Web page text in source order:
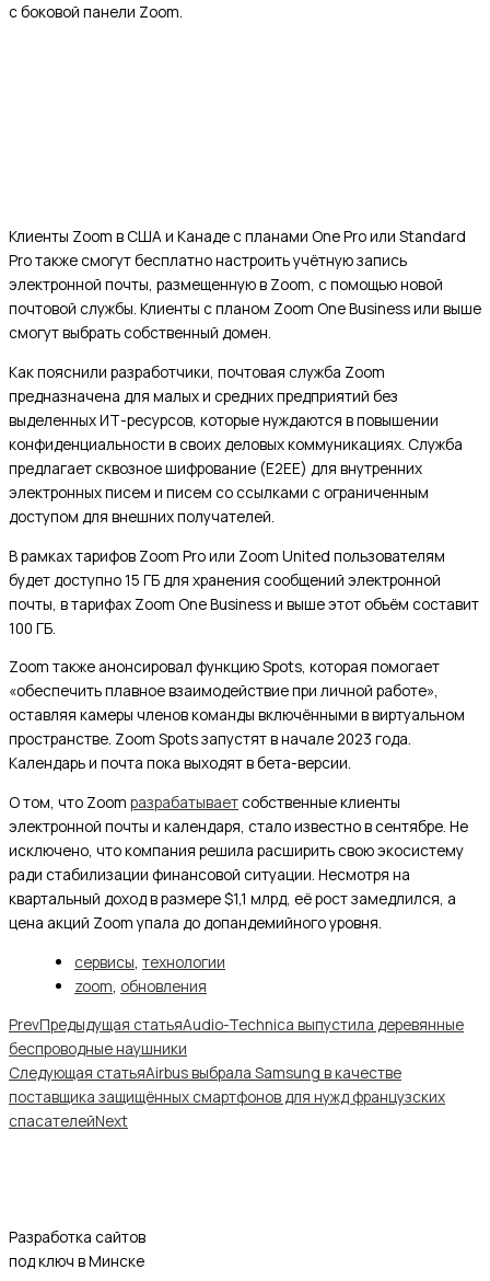
с боковой панели Zoom.
Клиенты Zoom в США и Канаде с планами One Pro или Standard
Pro также смогут бесплатно настроить учётную запись
электронной почты, размещенную в Zoom, с помощью новой
почтовой службы. Клиенты с планом Zoom One Business или выше
смогут выбрать собственный домен.
Как пояснили разработчики, почтовая служба Zoom
предназначена для малых и средних предприятий без
выделенных ИТ-ресурсов, которые нуждаются в повышении
конфиденциальности в своих деловых коммуникациях. Служба
предлагает сквозное шифрование (E2EE) для внутренних
электронных писем и писем со ссылками с ограниченным
доступом для внешних получателей.
В рамках тарифов Zoom Pro или Zoom United пользователям
будет доступно 15 ГБ для хранения сообщений электронной
почты, в тарифах Zoom One Business и выше этот объём составит
100 ГБ.
Zoom также анонсировал функцию Spots, которая помогает
«обеспечить плавное взаимодействие при личной работе»,
оставляя камеры членов команды включёнными в виртуальном
пространстве. Zoom Spots запустят в начале 2023 года.
Календарь и почта пока выходят в бета-версии.
О том, что Zoom разрабатывает собственные клиенты
электронной почты и календаря, стало известно в сентябре. Не
исключено, что компания решила расширить свою экосистему
ради стабилизации финансовой ситуации. Несмотря на
квартальный доход в размере $1,1 млрд, её рост замедлился, а
цена акций Zoom упала до допандемийного уровня.
сервисы технологии
zoom обновления
PrevПредыдущая статьяAudio-Technica выпустила деревянные
беспроводные наушники
Следующая статьяAirbus выбрала Samsung в качестве
поставщика защищённых смартфонов для нужд французских
спасателейNext
Разработка сайтов
под ключ в Минске